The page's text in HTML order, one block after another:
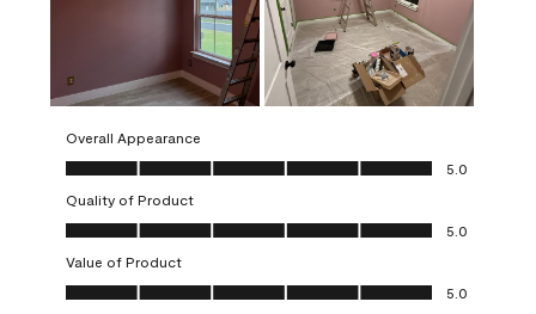
Overall Appearance
Overall Appearance, 5.0 out of 5
5.0
Quality of Product
Quality of Product, 5.0 out of 5
5.0
Value of Product
Value of Product, 5.0 out of 5
5.0